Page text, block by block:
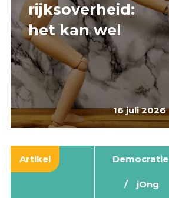
16 juli 2026
rijksoverheid:
het kan wel
Artikel Democratie
jOng